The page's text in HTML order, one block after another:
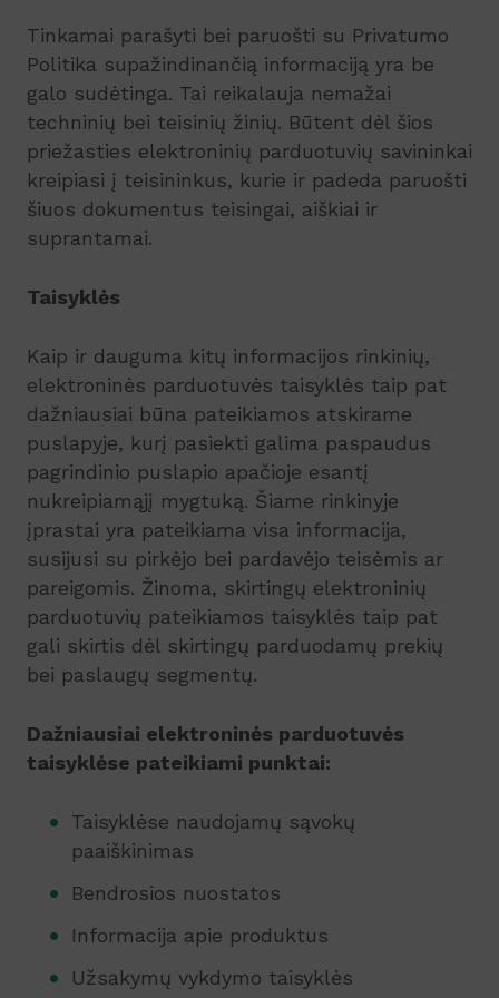
Tinkamai parašyti bei paruošti su Privatumo
Politika supažindinančią informaciją yra be
galo sudėtinga. Tai reikalauja nemažai
techninių bei teisinių žinių. Būtent dėl šios
priežasties elektroninių parduotuvių savininkai
kreipiasi į teisininkus, kurie ir padeda paruošti
šiuos dokumentus teisingai, aiškiai ir
suprantamai.
Taisyklės
Kaip ir dauguma kitų informacijos rinkinių,
elektroninės parduotuvės taisyklės taip pat
dažniausiai būna pateikiamos atskirame
puslapyje, kurį pasiekti galima paspaudus
pagrindinio puslapio apačioje esantį
nukreipiamąjį mygtuką. Šiame rinkinyje
įprastai yra pateikiama visa informacija,
susijusi su pirkėjo bei pardavėjo teisėmis ar
pareigomis. Žinoma, skirtingų elektroninių
parduotuvių pateikiamos taisyklės taip pat
gali skirtis dėl skirtingų parduodamų prekių
bei paslaugų segmentų.
Dažniausiai elektroninės parduotuvės
taisyklėse pateikiami punktai:
Taisyklėse naudojamų sąvokų
paaiškinimas
Bendrosios nuostatos
Informacija apie produktus
Užsakymų vykdymo taisyklės